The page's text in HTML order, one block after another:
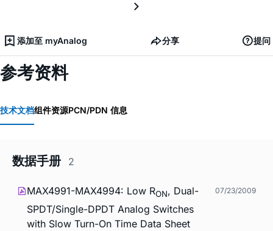
添加至 myAnalog 分享 提问
参考资料
技术文档组件资源PCN/PDN 信息
数据手册 2
MAX4991-MAX4994: Low RON, Dual-
SPDT/Single-DPDT Analog Switches
with Slow Turn-On Time Data Sheet
07/23/2009